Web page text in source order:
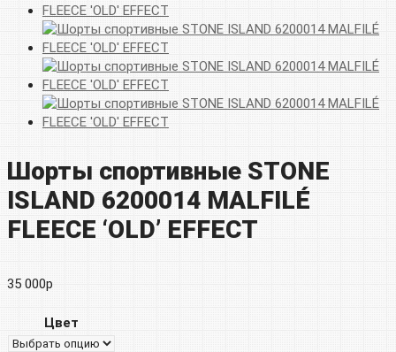
Шорты спортивные STONE
ISLAND 6200014 MALFILÉ
FLEECE ‘OLD’ EFFECT
35 000р
Цвет